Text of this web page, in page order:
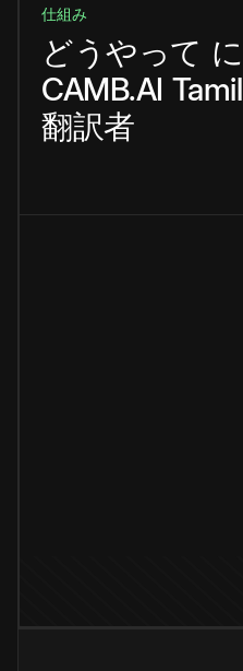
仕組み
どうやって に
CAMB.AI Tamil
翻訳者